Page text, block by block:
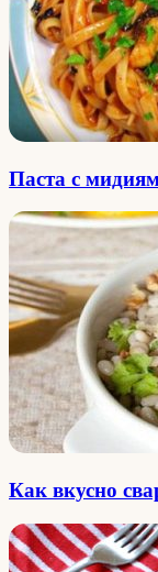
Паста с
Как вкусно